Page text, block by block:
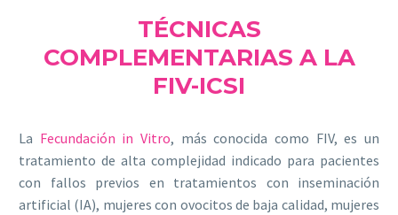
TÉCNICAS
COMPLEMENTARIAS A LA
FIV-ICSI
La Fecundación in Vitro, más conocida como FIV, es un
tratamiento de alta complejidad indicado para pacientes
con fallos previos en tratamientos con inseminación
artificial (IA), mujeres con ovocitos de baja calidad, mujeres